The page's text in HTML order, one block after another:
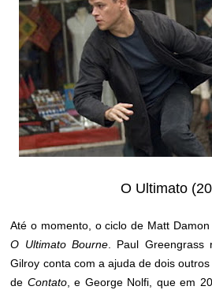
O Ultimato
Até o momento, o ciclo de Matt
O Ultimato Bourne . Paul
Gilroy conta com a ajuda de dois
de Contato, e George Nolfi, que em